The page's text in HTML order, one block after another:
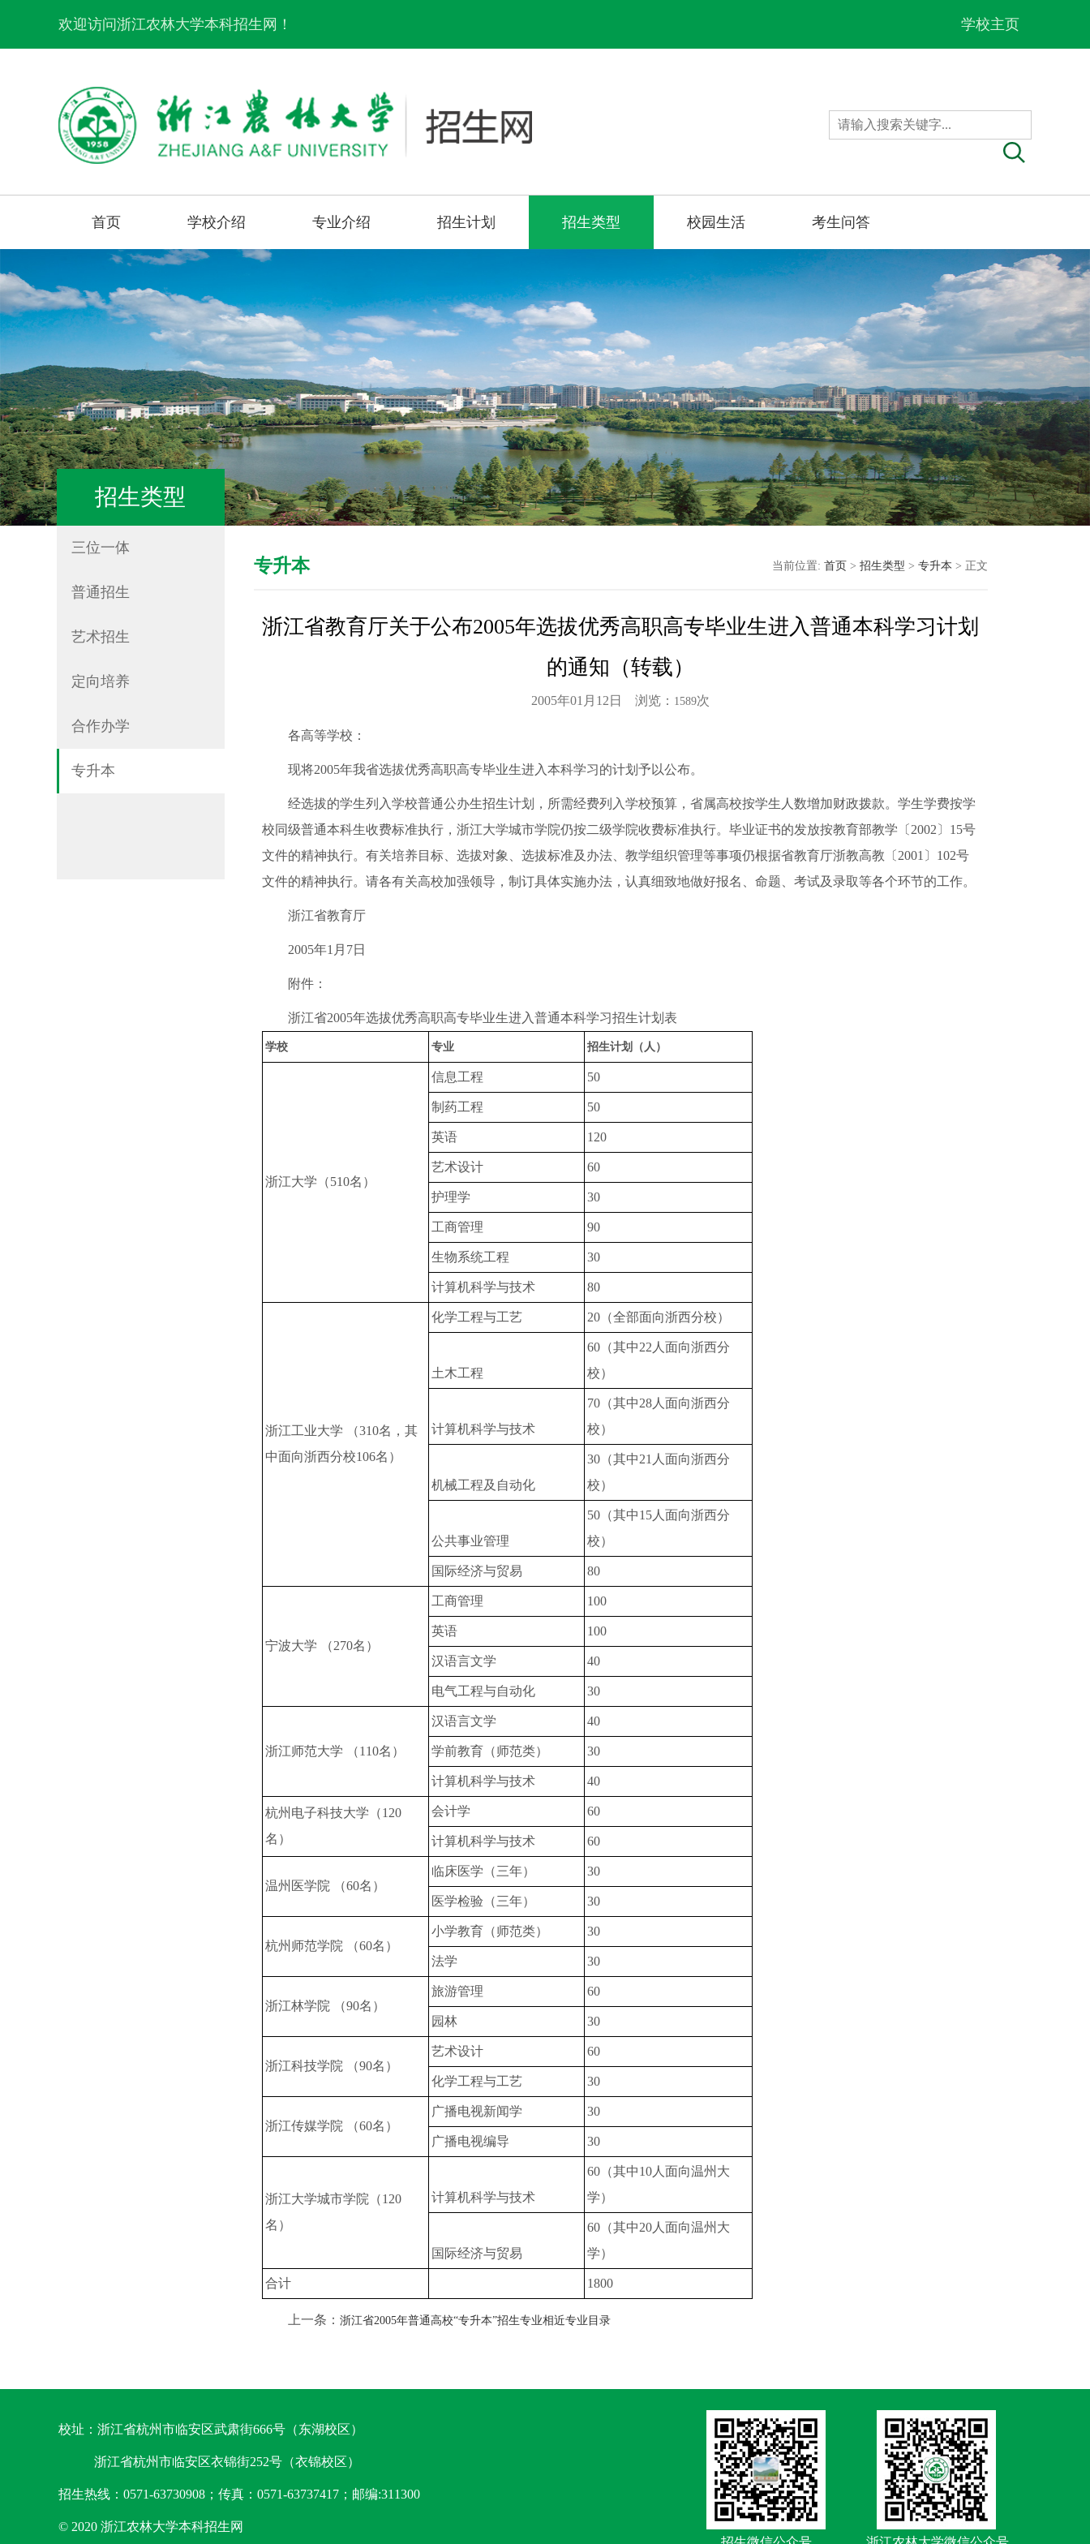
欢迎访问浙江农林大学本科招生网！ 学校主页
首页 学校介绍 专业介绍 招生计划 招生类型 校园生活 考生问答
招生类型
三位一体
普通招生
艺术招生
定向培养
合作办学
专升本
专升本 当前位置: 首页 > 招生类型 > 专升本 > 正文
浙江省教育厅关于公布2005年选拔优秀高职高专毕业生进入普通本科学习计划
的通知（转载）
2005年01月12日 浏览： 1589次
各高等学校：
现将2005年我省选拔优秀高职高专毕业生进入本科学习的计划予以公布。
经选拔的学生列入学校普通公办生招生计划，所需经费列入学校预算，省属高校按学生人数增加财政拨款。学生学费按学
校同级普通本科生收费标准执行，浙江大学城市学院仍按二级学院收费标准执行。毕业证书的发放按教育部教学〔2002〕15号
文件的精神执行。有关培养目标、选拔对象、选拔标准及办法、教学组织管理等事项仍根据省教育厅浙教高教〔2001〕102号
文件的精神执行。请各有关高校加强领导，制订具体实施办法，认真细致地做好报名、命题、考试及录取等各个环节的工作。
浙江省教育厅
2005年1月7日
附件：
浙江省2005年选拔优秀高职高专毕业生进入普通本科学习招生计划表
学校 专业 招生计划（人）
浙江大学（510名）
信息工程 50
制药工程 50
英语 120
艺术设计 60
护理学 30
工商管理 90
生物系统工程 30
计算机科学与技术 80
浙江工业大学 （310名，其
中面向浙西分校106名）
化学工程与工艺 20（全部面向浙西分校）
土木工程
60（其中22人面向浙西分
校）
计算机科学与技术
70（其中28人面向浙西分
校）
机械工程及自动化
30（其中21人面向浙西分
校）
公共事业管理
50（其中15人面向浙西分
校）
国际经济与贸易 80
宁波大学 （270名）
工商管理 100
英语 100
汉语言文学 40
电气工程与自动化 30
浙江师范大学 （110名）
汉语言文学 40
学前教育（师范类） 30
计算机科学与技术 40
杭州电子科技大学（120
名）
会计学 60
计算机科学与技术 60
温州医学院 （60名）
临床医学（三年） 30
医学检验（三年） 30
杭州师范学院 （60名）
小学教育（师范类） 30
法学 30
浙江林学院 （90名）
旅游管理 60
园林 30
浙江科技学院 （90名）
艺术设计 60
化学工程与工艺 30
浙江传媒学院 （60名）
广播电视新闻学 30
广播电视编导 30
浙江大学城市学院（120
名）
计算机科学与技术
60（其中10人面向温州大
学）
国际经济与贸易
60（其中20人面向温州大
学）
合计 1800
上一条： 浙江省2005年普通高校“专升本”招生专业相近专业目录
校址：浙江省杭州市临安区武肃街666号（东湖校区）
浙江省杭州市临安区衣锦街252号（衣锦校区）
招生热线：0571-63730908；传真：0571-63737417；邮编:311300
© 2020 浙江农林大学本科招生网